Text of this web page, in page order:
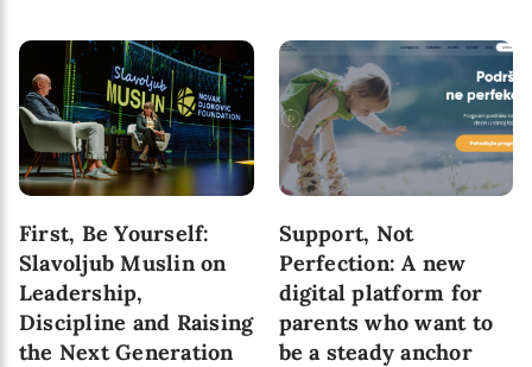
First, Be Yourself:
Slavoljub Muslin on
Leadership,
Discipline and Raising
the Next Generation
Support, Not
Perfection: A new
digital platform for
parents who want to
be a steady anchor